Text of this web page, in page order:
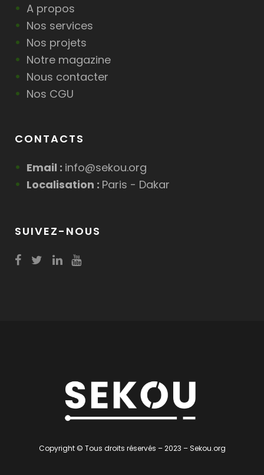
A propos
Nos services
Nos projets
Notre magazine
Nous contacter
Nos CGU
CONTACTS
Email : info@sekou.org
Localisation : Paris - Dakar
SUIVEZ-NOUS
Copyright © Tous droits réservés – 2023 – Sekou.org